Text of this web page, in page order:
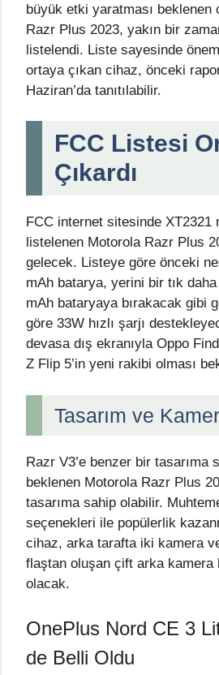
büyük etki yaratması beklenen
Razr Plus 2023, yakın bir
listelendi. Liste sayesinde
ortaya çıkan cihaz, önceki
Haziran’da tanıtılabilir.
FCC Listesi
Çıkardı
FCC internet sitesinde XT2321
listelenen Motorola Razr Plus
gelecek. Listeye göre önceki
mAh batarya, yerini bir tık
mAh bataryaya bırakacak gibi
göre 33W hızlı şarjı
devasa dış ekranıyla Oppo
Z Flip 5’in yeni rakibi olması
Tasarım ve
Razr V3’e benzer bir tasarıma
beklenen Motorola Razr Plus
tasarıma sahip olabilir.
seçenekleri ile popülerlik
cihaz, arka tarafta iki kamera
flaştan oluşan çift arka kamera
olacak.
OnePlus Nord CE 3
de Belli Oldu